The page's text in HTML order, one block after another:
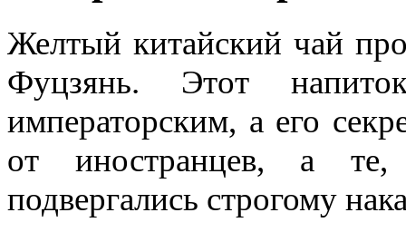
Желтый китайский чай
Фуцзянь. Этот
императорским, а его
от иностранцев, а
подвергались строгому